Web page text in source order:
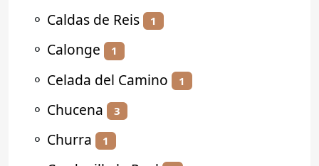
⚬ Caldas de Reis 1
⚬ Calonge 1
⚬ Celada del Camino 1
⚬ Chucena 3
⚬ Churra 1